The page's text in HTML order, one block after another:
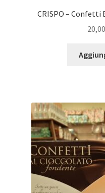
CRISPO – Confetti
20,00